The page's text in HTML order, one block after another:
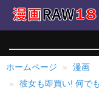
ホームページ
漫画
彼女も即買い! 何で